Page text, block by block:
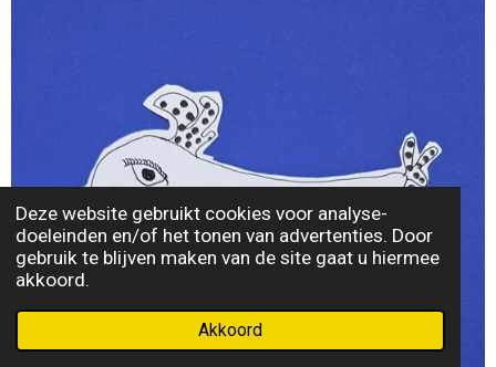
Deze website gebruikt cookies voor analyse-
doeleinden en/of het tonen van advertenties. Door
gebruik te blijven maken van de site gaat u hiermee
akkoord.
Akkoord